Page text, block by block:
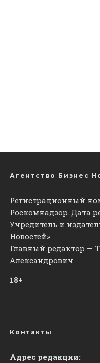
Агентство Бизнес
Регистрационный
Роскомнадзор. Дата
Учредитель и
Новостей».
Главный редактор —
Александрович
18+
Контакты
Адрес редакции: